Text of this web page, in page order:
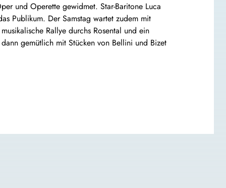
und Operette gewidmet. Star-Baritone Luca
Publikum. Der Samstag wartet zudem mit
Rallye durchs Rosental und ein
gemütlich mit Stücken von Bellini und Bizet